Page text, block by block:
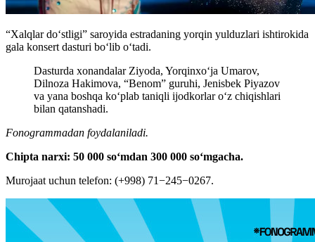
“Xalqlar doʻstligi” saroyida estradaning yorqin yulduzlari ishtirokida
gala konsert dasturi boʻlib oʻtadi.
Dasturda xonandalar Ziyoda, Yorqinxoʻja Umarov,
Dilnoza Hakimova, “Benom” guruhi, Jenisbek Piyazov
va yana boshqa koʻplab taniqli ijodkorlar oʻz chiqishlari
bilan qatanshadi.
Fonogrammadan foydalaniladi.
Chipta narxi: 50 000 soʻmdan 300 000 soʻmgacha.
Murojaat uchun telefon: (+998) 71−245−0267.